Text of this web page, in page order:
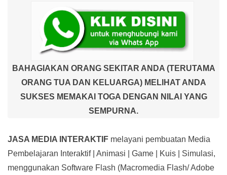
BAHAGIAKAN ORANG SEKITAR ANDA (TERUTAMA
ORANG TUA DAN KELUARGA) MELIHAT ANDA
SUKSES MEMAKAI TOGA DENGAN NILAI YANG
SEMPURNA.
JASA MEDIA INTERAKTIF melayani pembuatan Media
Pembelajaran Interaktif| Animasi | Game | Kuis | Simulasi,
menggunakan Software Flash (Macromedia Flash/ Adobe